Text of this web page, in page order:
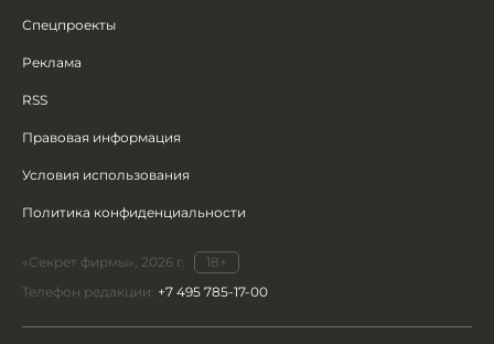
Спецпроекты
Реклама
RSS
Правовая информация
Условия использования
Политика конфиденциальности
«Секрет фирмы», 2026 г.
18+
Телефон редакции: +7 495 785-17-00